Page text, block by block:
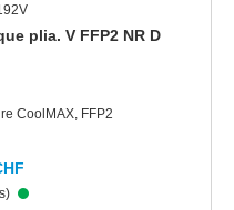
plia. V FFP2 NR D
CoolMAX, FFP2